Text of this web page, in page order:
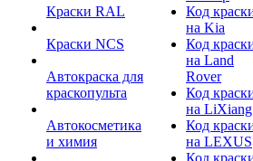
Краски RAL
Краски NCS
Автокраска для
краскопульта
Автокосметика
и химия
Код
на Kia
Код
на Land
Rover
Код
на LiXiang
Код
на LEXUS
Код